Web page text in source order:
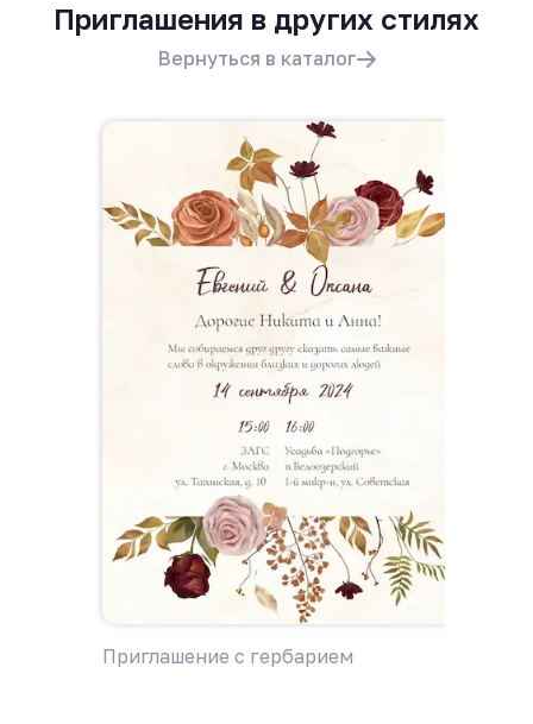
Приглашения в других стилях
Вернуться в каталог
Приглашение с гербарием